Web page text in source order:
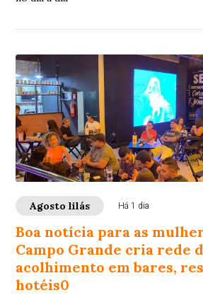
Agosto lilás Há 1 dia
Boa notícia para as
Campo Grande cria rede
acolhimento em bares,
hotéis0